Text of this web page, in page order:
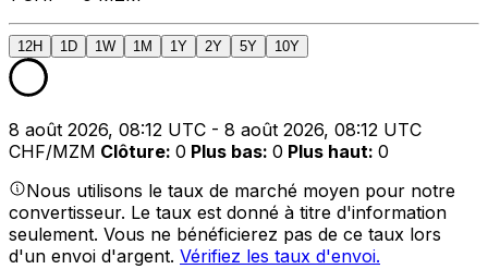
12H 1D 1W 1M 1Y 2Y 5Y 10Y
8 août 2026, 08:12 UTC - 8 août 2026, 08:12 UTC
CHF/MZM Clôture: 0 Plus bas: 0 Plus haut: 0
Nous utilisons le taux de marché moyen pour notre
convertisseur. Le taux est donné à titre d'information
seulement. Vous ne bénéficierez pas de ce taux lors
d'un envoi d'argent. Vérifiez les taux d'envoi.